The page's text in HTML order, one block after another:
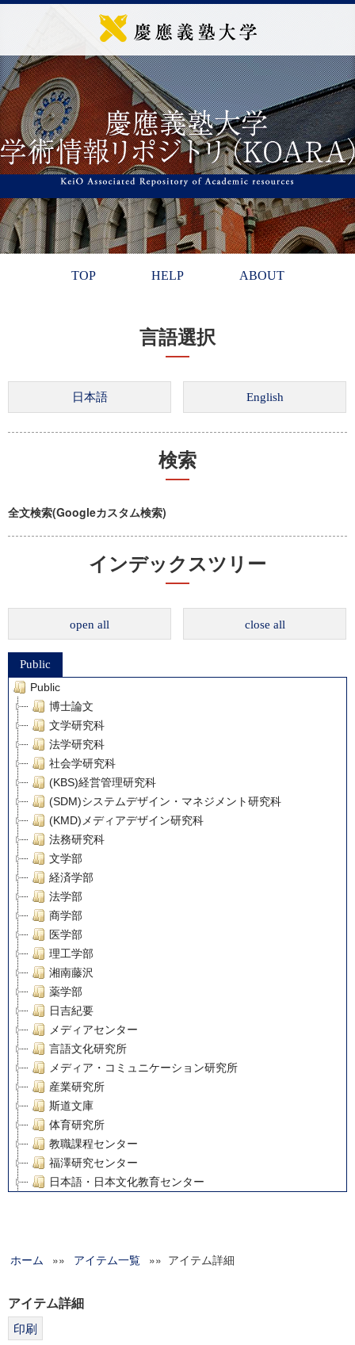
TOP HELP ABOUT
言語選択
検索
全文検索(Googleカスタム検索)
インデックスツリー
open all close all
Public
Public
博士論文
文学研究科
法学研究科
社会学研究科
(KBS)経営管理研究科
(SDM)システムデザイン・マネジメント研究科
(KMD)メディアデザイン研究科
法務研究科
文学部
経済学部
法学部
商学部
医学部
理工学部
湘南藤沢
薬学部
日吉紀要
メディアセンター
言語文化研究所
メディア・コミュニケーション研究所
産業研究所
斯道文庫
体育研究所
教職課程センター
福澤研究センター
日本語・日本文化教育センター
グローバルリサーチインスティテュート
科学研究費補助金研究成果報告書
ホーム »» アイテム一覧 »» アイテム詳細
アイテム詳細